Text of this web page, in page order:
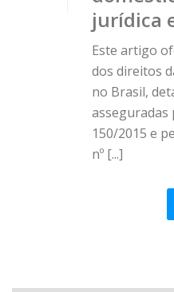
jurídica
Este artigo
dos direitos
no Brasil,
asseguradas
150/2015 e
nº [...]